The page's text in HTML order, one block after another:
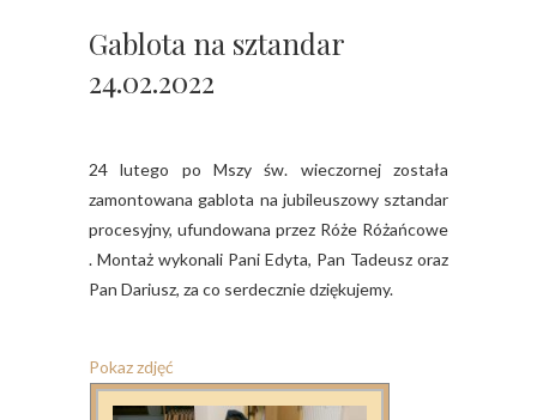
Gablota na sztandar
24.02.2022
24 lutego po Mszy św. wieczornej została
zamontowana gablota na jubileuszowy sztandar
procesyjny, ufundowana przez Róże Różańcowe
. Montaż wykonali Pani Edyta, Pan Tadeusz oraz
Pan Dariusz, za co serdecznie dziękujemy.
Pokaz zdjęć